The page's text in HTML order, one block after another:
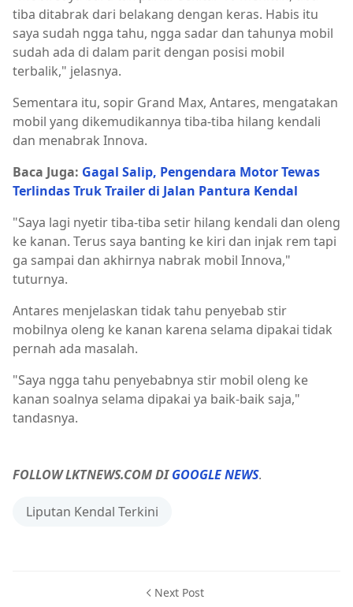
tiba ditabrak dari belakang dengan keras. Habis itu
saya sudah ngga tahu, ngga sadar dan tahunya mobil
sudah ada di dalam parit dengan posisi mobil
terbalik," jelasnya.
Sementara itu, sopir Grand Max, Antares, mengatakan
mobil yang dikemudikannya tiba-tiba hilang kendali
dan menabrak Innova.
Baca Juga: Gagal Salip, Pengendara Motor Tewas
Terlindas Truk Trailer di Jalan Pantura Kendal
"Saya lagi nyetir tiba-tiba setir hilang kendali dan oleng
ke kanan. Terus saya banting ke kiri dan injak rem tapi
ga sampai dan akhirnya nabrak mobil Innova,"
tuturnya.
Antares menjelaskan tidak tahu penyebab stir
mobilnya oleng ke kanan karena selama dipakai tidak
pernah ada masalah.
"Saya ngga tahu penyebabnya stir mobil oleng ke
kanan soalnya selama dipakai ya baik-baik saja,"
tandasnya.
FOLLOW LKTNEWS.COM DIGOOGLE NEWS.
Liputan Kendal Terkini
Next Post